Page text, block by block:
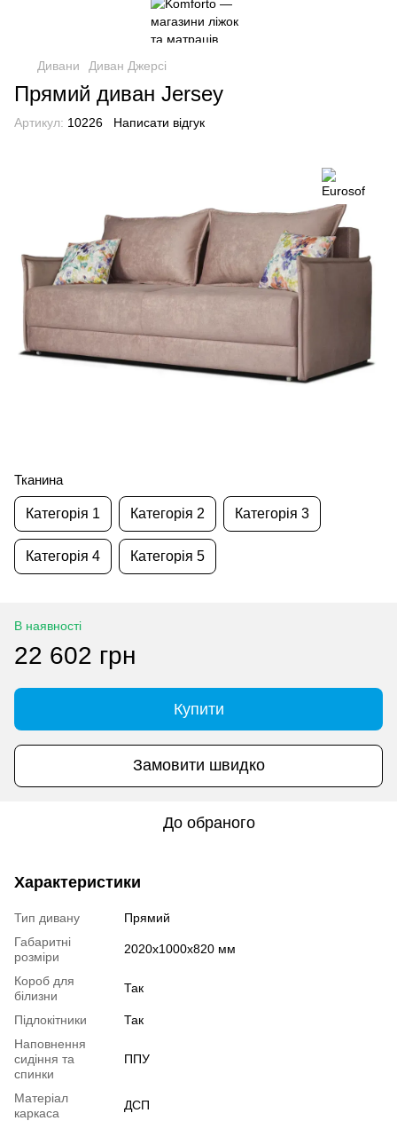
Дивани Диван Джерсі
Прямий диван Jersey
Артикул: 10226 Написати відгук
Тканина
Категорія 1 Категорія 2 Категорія 3
Категорія 4 Категорія 5
В наявності
22 602 грн
Купити
Замовити швидко
До обраного
Характеристики
Тип дивану
Прямий
Габаритні
розміри
2020х1000х820 мм
Короб для
білизни
Так
Підлокітники
Так
Наповнення
сидіння та
спинки
ППУ
Матеріал
каркаса
ДСП